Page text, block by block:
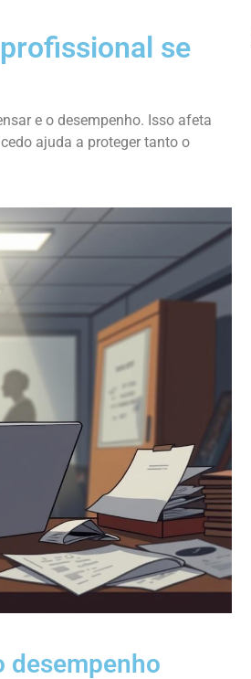
se
e o desempenho. Isso afeta
ajuda a proteger tanto o
desempenho